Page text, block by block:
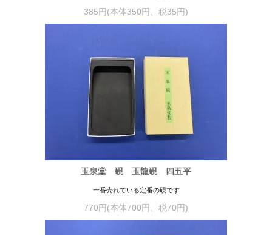
385円(本体350円、税35円)
玉泉堂 硯 玉龍硯 四五平
一番売れている定番の硯です
770円(本体700円、税70円)